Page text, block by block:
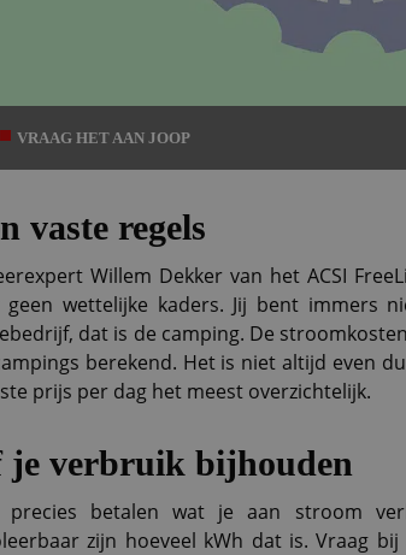
VRAAG HET AAN JOOP
vaste regels
Willem Dekker van het ACSI
geen wettelijke kaders. Jij bent immers
dat is de camping. De
berekend. Het is niet altijd even
prijs per dag het meest overzichtelijk.
je verbruik bijhouden
precies betalen wat je aan stroom
zijn hoeveel kWh dat is. Vraag